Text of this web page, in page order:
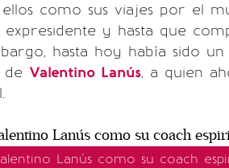
como sus viajes por el
y hasta que
hasta hoy había sido
de Valentino Lanús, a quien
Lanús como su coach